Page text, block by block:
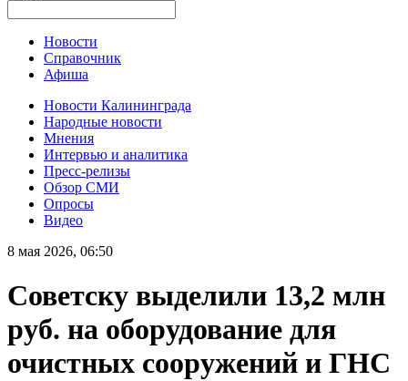
Новости
Справочник
Афиша
Новости Калининграда
Народные новости
Мнения
Интервью и аналитика
Пресс-релизы
Обзор СМИ
Опросы
Видео
8 мая 2026, 06:50
Советску выделили 13,2 млн
руб. на оборудование для
очистных сооружений и ГНС